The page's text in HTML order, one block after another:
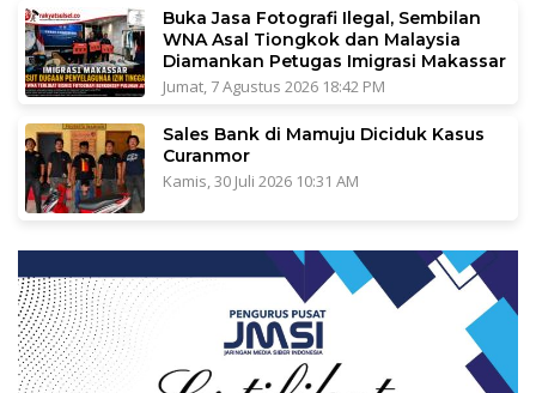
Buka Jasa Fotografi Ilegal, Sembilan
WNA Asal Tiongkok dan Malaysia
Diamankan Petugas Imigrasi Makassar
Jumat, 7 Agustus 2026 18:42 PM
Sales Bank di Mamuju Diciduk Kasus
Curanmor
Kamis, 30 Juli 2026 10:31 AM